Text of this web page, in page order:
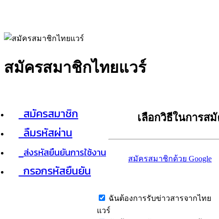
สมัครสมาชิกไทยแวร์
สมัครสมาชิก
ลืมรหัสผ่าน
ส่งรหัสยืนยันการใช้งาน
กรอกรหัสยืนยัน
เลือกวิธีในการส
สมัครสมาชิกด้วย Google
ฉันต้องการรับข่าวสารจากไทย
แวร์